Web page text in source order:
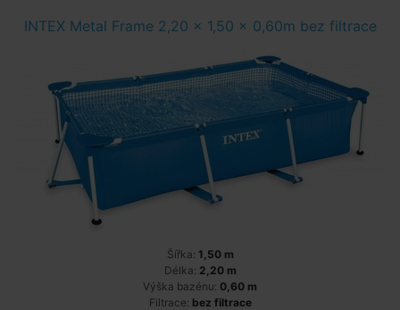
INTEX Metal Frame 2,20 x 1,50 x 0,60m bez filtrace
Šířka: 1,50 m
Délka: 2,20 m
Výška bazénu: 0,60 m
Filtrace: bez filtrace